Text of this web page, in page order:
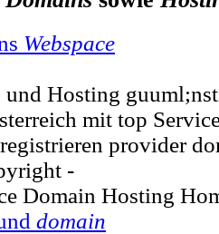
Webspace
und Hosting
mit top
provider
-
Domain Hosting
domain